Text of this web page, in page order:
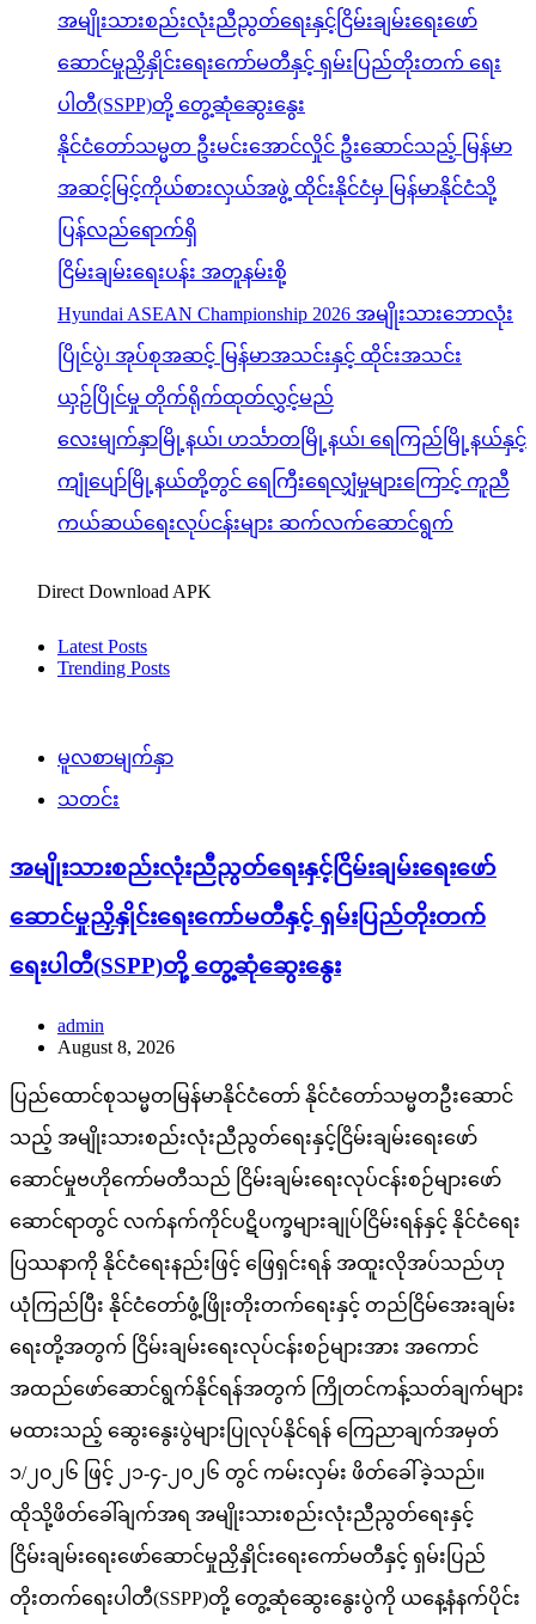
အမျိုးသားစည်းလုံးညီညွတ်ရေးနှင့်ငြိမ်းချမ်းရေးဖော်
ဆောင်မှုညှိနှိုင်းရေးကော်မတီနှင့် ရှမ်းပြည်တိုးတက် ရေး
ပါတီ(SSPP)တို့ တွေ့ဆုံဆွေးနွေး
နိုင်ငံတော်သမ္မတ ဦးမင်းအောင်လှိုင် ဦးဆောင်သည့် မြန်မာ
အဆင့်မြင့်ကိုယ်စားလှယ်အဖွဲ့ ထိုင်းနိုင်ငံမှ မြန်မာနိုင်ငံသို့
ပြန်လည်ရောက်ရှိ
ငြိမ်းချမ်းရေးပန်း အတူနမ်းစို့
Hyundai ASEAN Championship 2026 အမျိုးသားဘောလုံး
ပြိုင်ပွဲ၊ အုပ်စုအဆင့် မြန်မာအသင်းနှင့် ထိုင်းအသင်း
ယှဉ်ပြိုင်မှု တိုက်ရိုက်ထုတ်လွှင့်မည်
လေးမျက်နှာမြို့နယ်၊ ဟင်္သာတမြို့နယ်၊ ရေကြည်မြို့နယ်နှင့်
ကျုံပျော်မြို့နယ်တို့တွင် ရေကြီးရေလျှံမှုများကြောင့် ကူညီ
ကယ်ဆယ်ရေးလုပ်ငန်းများ ဆက်လက်ဆောင်ရွက်
Direct Download APK
Latest Posts
Trending Posts
မူလစာမျက်နှာ
သတင်း
အမျိုးသားစည်းလုံးညီညွတ်ရေးနှင့်ငြိမ်းချမ်းရေးဖော်
ဆောင်မှုညှိနှိုင်းရေးကော်မတီနှင့် ရှမ်းပြည်တိုးတက်
ရေးပါတီ(SSPP)တို့ တွေ့ဆုံဆွေးနွေး
admin
August 8, 2026
ပြည်ထောင်စုသမ္မတမြန်မာနိုင်ငံတော် နိုင်ငံတော်သမ္မတဦးဆောင်
သည့် အမျိုးသားစည်းလုံးညီညွတ်ရေးနှင့်ငြိမ်းချမ်းရေးဖော်
ဆောင်မှုဗဟိုကော်မတီသည် ငြိမ်းချမ်းရေးလုပ်ငန်းစဉ်များဖော်
ဆောင်ရာတွင် လက်နက်ကိုင်ပဋိပက္ခများချုပ်ငြိမ်းရန်နှင့် နိုင်ငံရေး
ပြဿနာကို နိုင်ငံရေးနည်းဖြင့် ဖြေရှင်းရန် အထူးလိုအပ်သည်ဟု
ယုံကြည်ပြီး နိုင်ငံတော်ဖွံ့ဖြိုးတိုးတက်ရေးနှင့် တည်ငြိမ်အေးချမ်း
ရေးတို့အတွက် ငြိမ်းချမ်းရေးလုပ်ငန်းစဉ်များအား အကောင်
အထည်ဖော်ဆောင်ရွက်နိုင်ရန်အတွက် ကြိုတင်ကန့်သတ်ချက်များ
မထားသည့် ဆွေးနွေးပွဲများပြုလုပ်နိုင်ရန် ကြေညာချက်အမှတ်
၁/၂၀၂၆ ဖြင့် ၂၁-၄-၂၀၂၆ တွင် ကမ်းလှမ်း ဖိတ်ခေါ်ခဲ့သည်။
ထိုသို့ဖိတ်ခေါ်ချက်အရ အမျိုးသားစည်းလုံးညီညွတ်ရေးနှင့်
ငြိမ်းချမ်းရေးဖော်ဆောင်မှုညှိနှိုင်းရေးကော်မတီနှင့် ရှမ်းပြည်
တိုးတက်ရေးပါတီ(SSPP)တို့ တွေ့ဆုံဆွေးနွေးပွဲကို ယနေ့နံနက်ပိုင်း